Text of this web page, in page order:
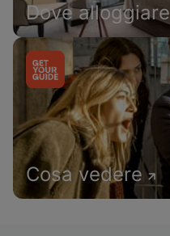
Dove alloggiare
Cosa vedere